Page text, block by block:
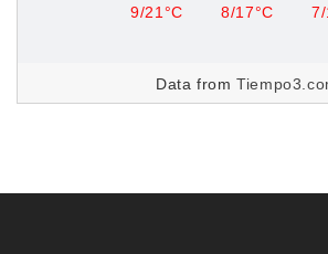
9/21°C 8/17°C 7/
Data from